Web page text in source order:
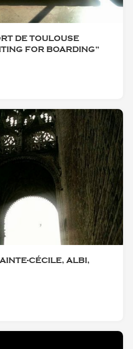
DE TOULOUSE
FOR BOARDING”
CÉCILE, ALBI,